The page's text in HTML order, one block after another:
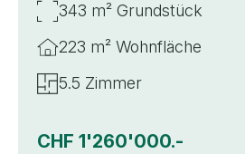
343 m² Grundstück
223 m² Wohnfläche
5.5 Zimmer
CHF 1'260'000.-